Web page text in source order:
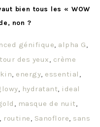
bien tous les « WOW
non ?
génifique, alpha G,
des yeux, crème
, energy, essential ,
, hydratant, ideal
, masque de nuit,
, routine, Sanoflore, sans